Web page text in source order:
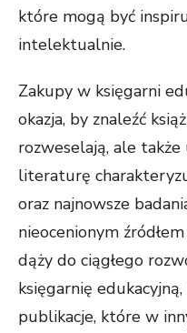
które mogą być
intelektualnie.
Zakupy w księgarni
okazja, by znaleźć
rozweselają, ale także
literaturę
oraz najnowsze
nieocenionym
dąży do ciągłego
księgarnię
publikacje, które w